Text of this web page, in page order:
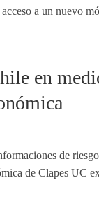
a un nuevo
en
de
de Clapes UC